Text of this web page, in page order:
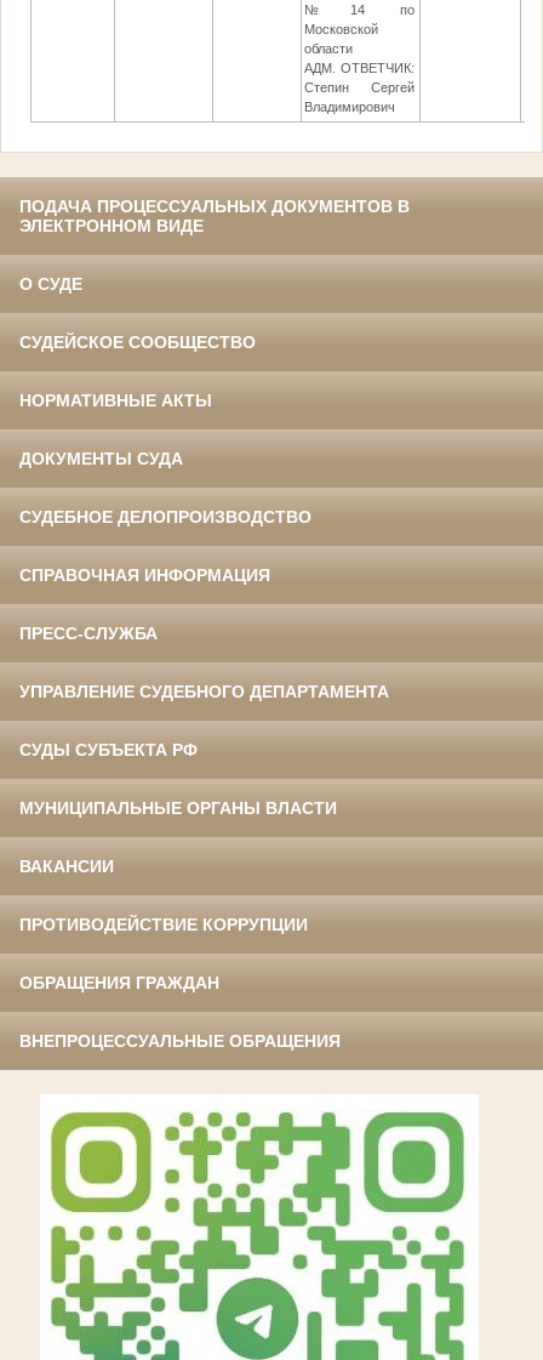
№14 по
Московской
области
АДМ. ОТВЕТЧИК:
Степин Сергей
Владимирович
ПОДАЧА ПРОЦЕССУАЛЬНЫХ ДОКУМЕНТОВ В
ЭЛЕКТРОННОМ ВИДЕ
О СУДЕ
СУДЕЙСКОЕ СООБЩЕСТВО
НОРМАТИВНЫЕ АКТЫ
ДОКУМЕНТЫ СУДА
СУДЕБНОЕ ДЕЛОПРОИЗВОДСТВО
СПРАВОЧНАЯ ИНФОРМАЦИЯ
ПРЕСС-СЛУЖБА
УПРАВЛЕНИЕ СУДЕБНОГО ДЕПАРТАМЕНТА
СУДЫ СУБЪЕКТА РФ
МУНИЦИПАЛЬНЫЕ ОРГАНЫ ВЛАСТИ
ВАКАНСИИ
ПРОТИВОДЕЙСТВИЕ КОРРУПЦИИ
ОБРАЩЕНИЯ ГРАЖДАН
ВНЕПРОЦЕССУАЛЬНЫЕ ОБРАЩЕНИЯ